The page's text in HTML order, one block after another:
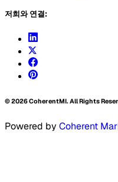
저희와 연결:
©2026CoherentMI. All Rights
Powered by Coherent